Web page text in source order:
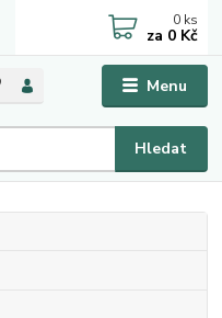
Menu
Hledat
0 ks
za 0 Kč